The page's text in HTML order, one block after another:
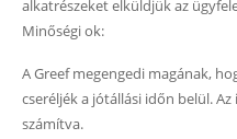
alkatrészeket elküldjük az
Minőségi ok:
A Greef megengedi magának,
cseréljék a jótállási időn belül.
számítva.